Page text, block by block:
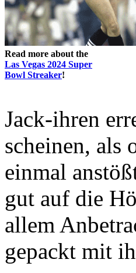
Read more about the
Las Vegas 2024 Super
Bowl Streaker!
Jack-ihren
scheinen, als
einmal
gut auf die
allem
gepackt mit